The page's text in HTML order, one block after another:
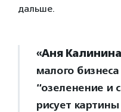
дальше.
«Аня Калинина
малого
“озеленение и
рисует